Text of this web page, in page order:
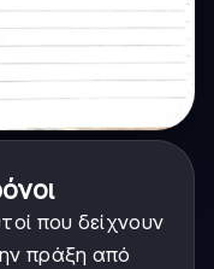
που δείχνουν
πράξη από